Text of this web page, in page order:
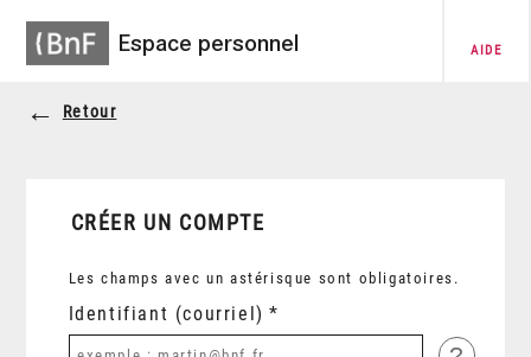
Espace personnel AIDE
Retour
CRÉER UN COMPTE
Les champs avec un astérisque sont obligatoires.
Identifiant (courriel)